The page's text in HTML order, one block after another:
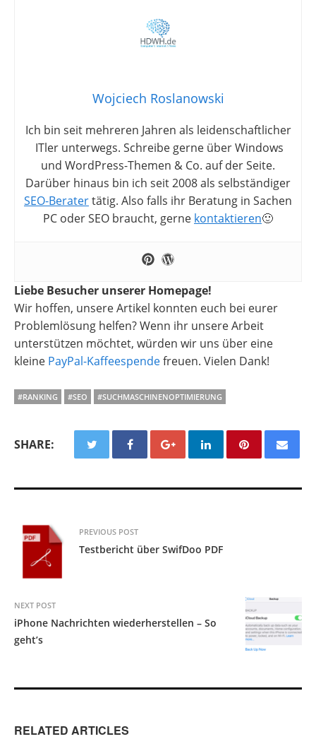
Wojciech Roslanowski
Ich bin seit mehreren Jahren als leidenschaftlicher
ITler unterwegs. Schreibe gerne über Windows
und WordPress-Themen & Co. auf der Seite.
Darüber hinaus bin ich seit 2008 als selbständiger
SEO-Beratertätig. Also falls ihr Beratung in Sachen
PC oder SEO braucht, gerne kontaktieren🙂
Liebe Besucher unserer Homepage!
Wir hoffen, unsere Artikel konnten euch bei eurer
Problemlösung helfen? Wenn ihr unsere Arbeit
unterstützen möchtet, würden wir uns über eine
kleine PayPal-Kaffeespendefreuen. Vielen Dank!
#RANKING #SEO #SUCHMASCHINENOPTIMIERUNG
SHARE:
PREVIOUS POST
Testbericht über SwifDoo PDF
NEXT POST
iPhone Nachrichten wiederherstellen – So
geht’s
RELATED ARTICLES